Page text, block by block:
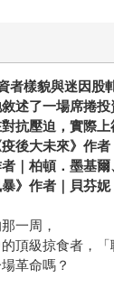
樣貌與迷因股
述了一場席捲投
抗壓迫，實際
後大未來》作者
｜柏頓．墨基爾
》作者｜貝芬
一周，
頂級掠食者，「
革命嗎？